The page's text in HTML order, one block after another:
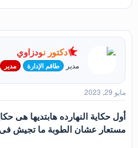
د
ا
م
و
ع
ر
خ
ل
ب
د
ء
دكتور نودزاوي
مدير طاقم الإدارة مدير
مايو 29, 2023
أول حكاية النهارده هابتديها هى
مستعار عشان الطوبة ما تجيش